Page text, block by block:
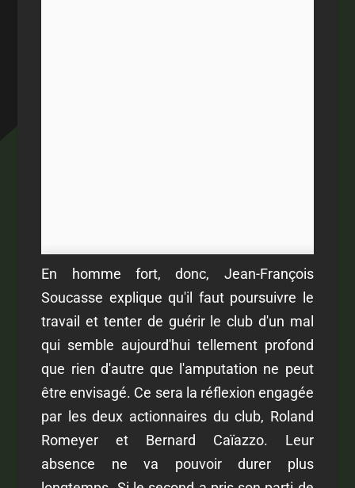
En homme fort, donc, Jean-François
Soucasse explique qu'il faut poursuivre le
travail et tenter de guérir le club d'un mal
qui semble aujourd'hui tellement profond
que rien d'autre que l'amputation ne peut
être envisagé. Ce sera la réflexion engagée
par les deux actionnaires du club, Roland
Romeyer et Bernard Caïazzo. Leur
absence ne va pouvoir durer plus